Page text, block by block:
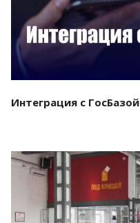
Интеграция с ГосБазой